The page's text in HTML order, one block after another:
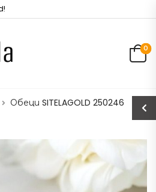
0
Обеци SITELAGOLD 250246